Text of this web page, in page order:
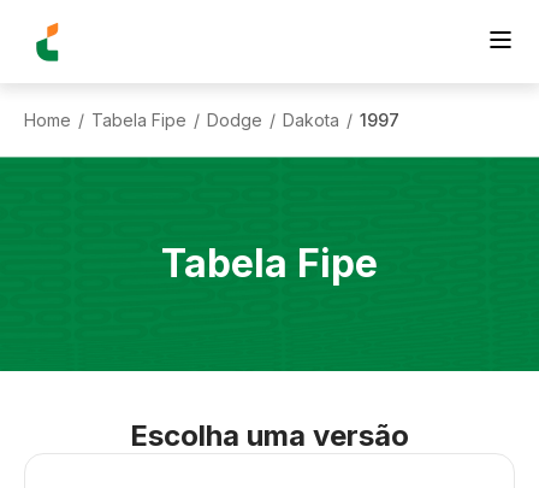
Home / Tabela Fipe / Dodge / Dakota / 1997
Tabela Fipe
Escolha uma versão